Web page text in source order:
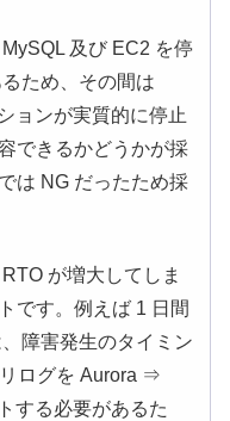
及び EC2 を停
ため、その間は
ョンが実質的に停止
できるかどうかが採
は NG だったため採
が増大してしま
です。例えば 1 日間
障害発生のタイミン
ログを Aurora ⇒
する必要があるた